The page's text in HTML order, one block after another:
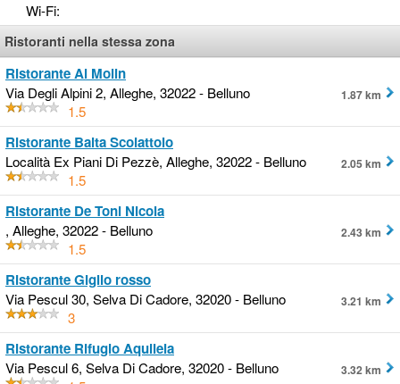
Wi-Fi:
Ristoranti nella stessa zona
Ristorante Al Molin
Via Degli Alpini 2, Alleghe, 32022 - Belluno
1.5
1.87 km
Ristorante Baita Scoiattolo
Località Ex Piani Di Pezzè, Alleghe, 32022 - Belluno
1.5
2.05 km
Ristorante De Toni Nicola
, Alleghe, 32022 - Belluno
1.5
2.43 km
Ristorante Giglio rosso
Via Pescul 30, Selva Di Cadore, 32020 - Belluno
3
3.21 km
Ristorante Rifugio Aquileia
Via Pescul 6, Selva Di Cadore, 32020 - Belluno
3.32 km